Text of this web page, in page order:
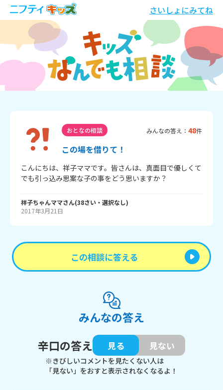
さいしょにみてね
おとなの相談 みんなの答え： 48件
この場を借りて！
こんにちは、祥子ママです。皆さんは、真面目で優しくて
でも引っ込み思案な子の事をどう思いますか？
祥子ちゃんママさん(38さい・ 選択なし)
2017年3月21日
この相談に答える
みんなの答え
辛口の答え
見る 見ない
※きびしいコメントを見たくない人は
「見ない」をおすと表示されなくなるよ！